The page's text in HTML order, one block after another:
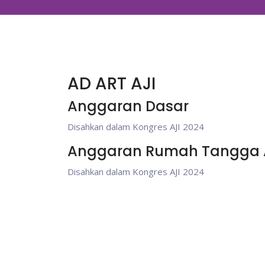
AD ART AJI
Anggaran Dasar
Disahkan dalam Kongres AJI 2024
Anggaran Rumah Tangga
Disahkan dalam Kongres AJI 2024